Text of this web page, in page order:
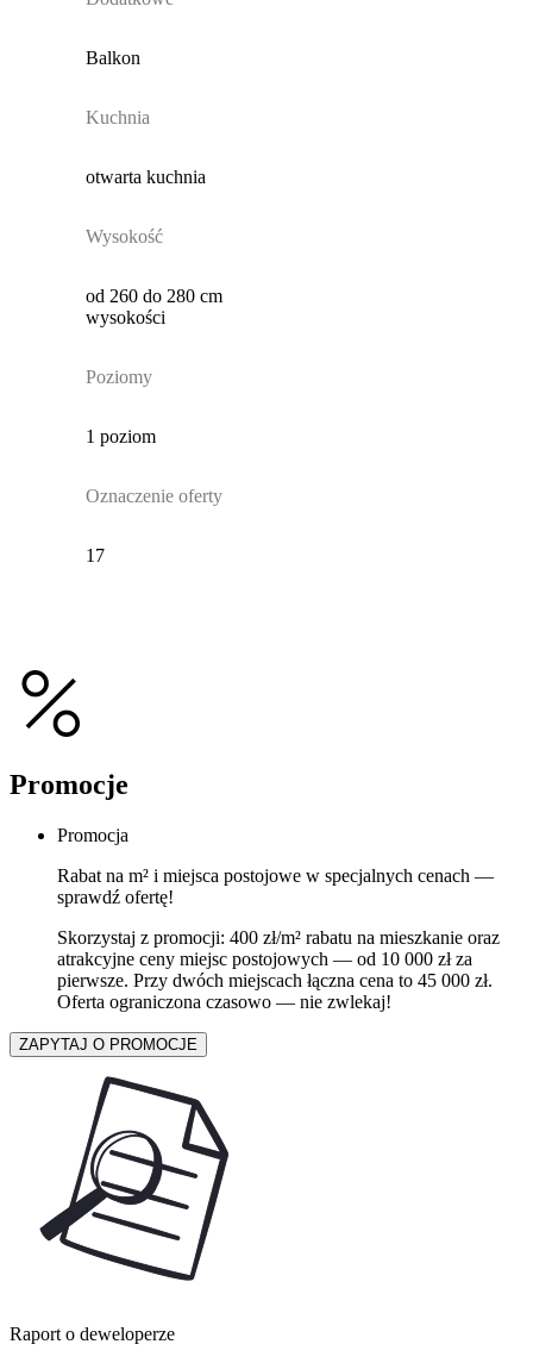
Balkon
Kuchnia
otwarta kuchnia
Wysokość
od 260 do 280 cm
wysokości
Poziomy
1 poziom
Oznaczenie oferty
17
Promocje
Promocja
Rabat na m² i miejsca postojowe w specjalnych cenach —
sprawdź ofertę!
Skorzystaj z promocji: 400 zł/m² rabatu na mieszkanie oraz
atrakcyjne ceny miejsc postojowych — od 10 000 zł za
pierwsze. Przy dwóch miejscach łączna cena to 45 000 zł.
Oferta ograniczona czasowo — nie zwlekaj!
ZAPYTAJ O PROMOCJE
Raport o deweloperze